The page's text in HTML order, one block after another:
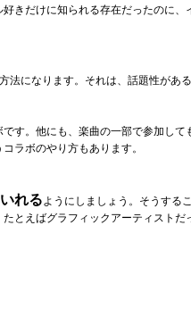
きだけに知られる存在だったのに、
法になります。それは、話題性がある
す。他にも、楽曲の一部で参加して
ラボのやり方もあります。
れるようにしましょう。そうする
とえばグラフィックアーティストだ